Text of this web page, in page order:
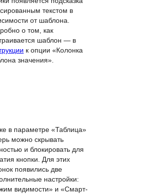
например, вносить
описания
приказы для
или названия
При редактировании
появляется подсказка
текстом в
в параметре «Таблица»